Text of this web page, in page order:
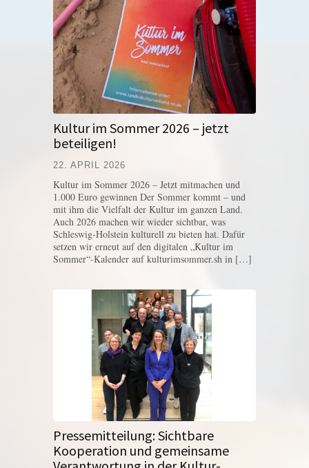
Kultur im Sommer 2026 – jetzt
beteiligen!
22. APRIL 2026
Kultur im Sommer 2026 – Jetzt mitmachen und
1.000 Euro gewinnen Der Sommer kommt – und
mit ihm die Vielfalt der Kultur im ganzen Land.
Auch 2026 machen wir wieder sichtbar, was
Schleswig-Holstein kulturell zu bieten hat. Dafür
setzen wir erneut auf den digitalen „Kultur im
Sommer“-Kalender auf kulturimsommer.sh in […]
Pressemitteilung: Sichtbare
Kooperation und gemeinsame